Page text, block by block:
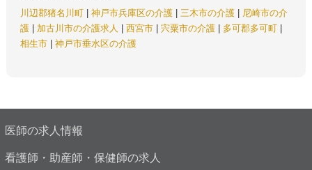
川辺郡猪名川町
神戸市兵庫区の介護 三木市の介護
尼崎市の介
護
加古川市の介護求人 西宮市 宍粟市の介護 多可郡多可町
相生市
神戸市垂水区の介護
医師の求人情報
看護師・助産師・保健師の求人